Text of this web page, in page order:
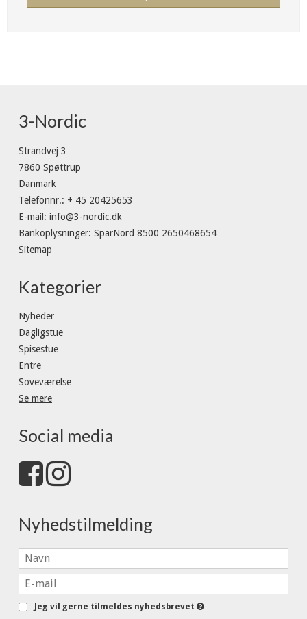
3-Nordic
Strandvej 3
7860 Spøttrup
Danmark
Telefonnr.: + 45 20425653
E-mail : info@3-nordic.dk
Bankoplysninger: SparNord 8500 2650468654
Sitemap
Kategorier
Nyheder
Dagligstue
Spisestue
Entre
Soveværelse
Se mere
Social media
Nyhedstilmelding
Jeg vil gerne tilmeldes nyhedsbrevet